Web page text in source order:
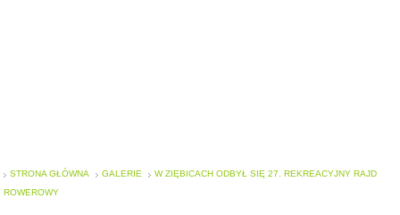
STRONA GŁÓWNA GALERIE
W ZIĘBICACH ODBYŁ SIĘ 27. REKREACYJNY RAJD
ROWEROWY